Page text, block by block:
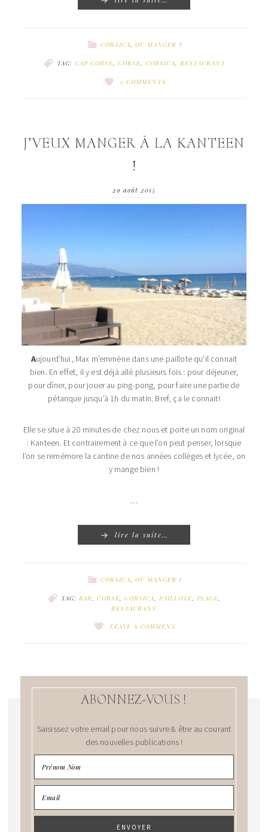
CORSICA, OÙ MANGER ?
TAG: CAP CORSE, CORSE, CORSICA, RESTAURANT
2 COMMENTS
J’VEUX MANGER À LA KANTEEN
!
29 août 2015
Aujourd’hui, Max m’emmène dans une paillote qu’il connait
bien. En effet, il y est déjà allé plusieurs fois : pour déjeuner,
pour dîner, pour jouer au ping-pong, pour faire une partie de
pétanque jusqu’à 1h du matin. Bref, ça le connait!
Elle se situe à 20 minutes de chez nous et porte un nom original
: Kanteen. Et contrairement à ce que l’on peut penser, lorsque
l’on se remémore la cantine de nos années collèges et lycée, on
y mange bien !
…
lire la suite…
CORSICA, OÙ MANGER ?
TAG: BAR, CORSE, CORSICA, PAILLOTE, PLAGE,
RESTAURANT
LEAVE A COMMENT
ABONNEZ-VOUS !
Saisissez votre email pour nous suivre & être au courant
des nouvelles publications !